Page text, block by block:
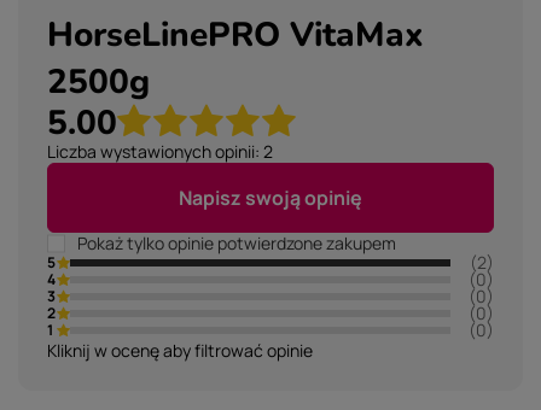
HorseLinePRO VitaMax
2500g
5.00
Liczba wystawionych opinii: 2
Napisz swoją opinię
Pokaż tylko opinie potwierdzone zakupem
5 (2)
4 (0)
3 (0)
2 (0)
1
(0)
Kliknij w ocenę aby filtrować opinie